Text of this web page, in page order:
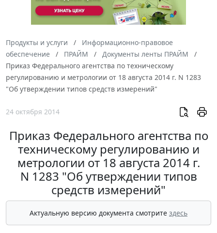
Продукты и услуги
Информационно-правовое
обеспечение
ПРАЙМ
Документы ленты ПРАЙМ
Приказ Федерального агентства по техническому
регулированию и метрологии от 18 августа 2014 г. N 1283
"Об утверждении типов средств измерений"
24 октября 2014
Приказ Федерального агентства по
техническому регулированию и
метрологии от 18 августа 2014 г.
N 1283 "Об утверждении типов
средств измерений"
Актуальную версию документа смотрите здесь